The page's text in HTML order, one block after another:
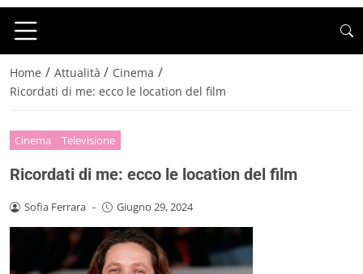
Home / Attualità / Cinema /
Ricordati di me: ecco le location del film
Cinema Televisione
Ricordati di me: ecco le location del film
Sofia Ferrara - Giugno 29, 2024